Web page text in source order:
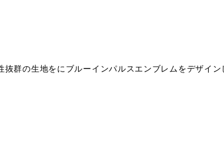
群の生地をにブルーインパルスエンブレムをデザイン